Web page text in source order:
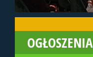
OGŁOSZENIA